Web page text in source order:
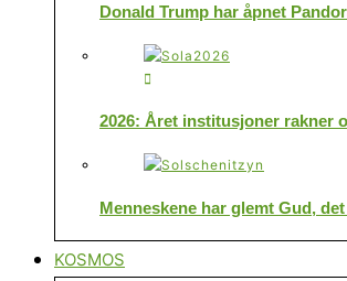
Donald Trump har åpnet
2026: Året institusjoner rakner
Menneskene har glemt Gud,
KOSMOS